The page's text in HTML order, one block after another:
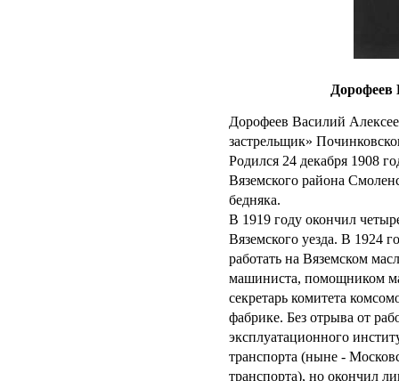
Дорофеев
Дорофеев Василий
застрельщик»
Родился 24 декабря 1908
Вяземского района
бедняка.
В 1919 году окончил
Вяземского уезда. В 1924
работать на Вяземском
машиниста, помощником
секретарь комитета
фабрике. Без отрыва от
эксплуатационного
транспорта (ныне -
транспорта), но окончил